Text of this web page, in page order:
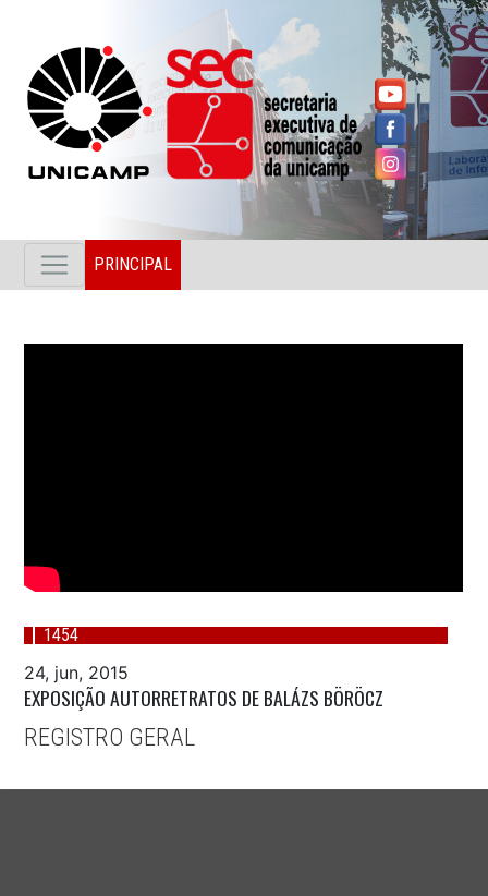
PRINCIPAL
1454
24, jun, 2015
EXPOSIÇÃO AUTORRETRATOS DE BALÁZS BÖRÖCZ
REGISTRO GERAL